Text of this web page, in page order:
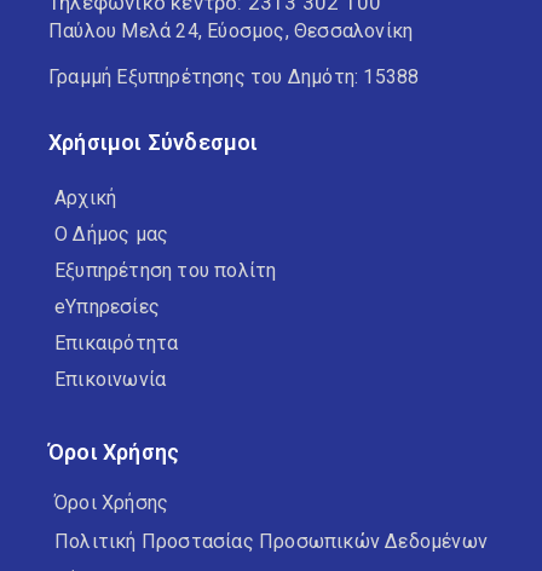
Παύλου Μελά 24, Εύοσμος, Θεσσαλονίκη
Γραμμή Εξυπηρέτησης του Δημότη: 15388
Χρήσιμοι Σύνδεσμοι
Αρχική
Ο Δήμος μας
Εξυπηρέτηση του πολίτη
eΥπηρεσίες
Επικαιρότητα
Επικοινωνία
Όροι Χρήσης
Όροι Χρήσης
Πολιτική Προστασίας Προσωπικών Δεδομένων